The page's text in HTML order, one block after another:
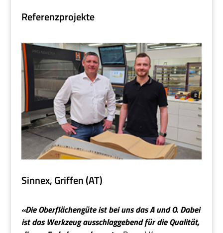
Referenzprojekte
Sinnex, Griffen (AT)
«Die Oberflächengüte ist bei uns das A und O. Dabei
ist das Werkzeug ausschlaggebend für die Qualität,